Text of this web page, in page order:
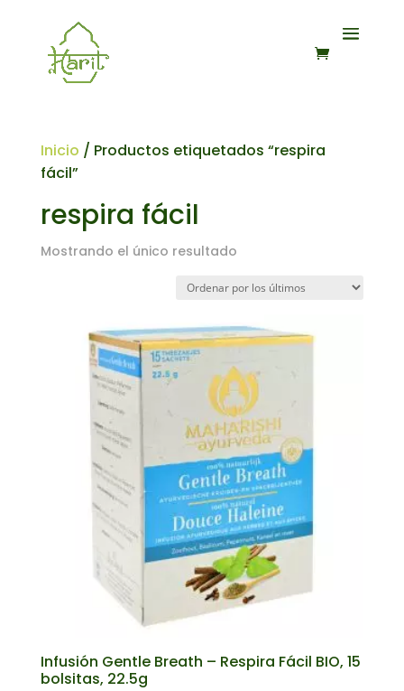
Inicio / Productos etiquetados “respira
fácil”
respira fácil
Mostrando el único resultado
Infusión Gentle Breath – Respira Fácil BIO, 15
bolsitas, 22.5g